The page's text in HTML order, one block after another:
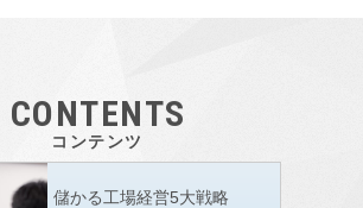
CONTENTS
コンテンツ
儲かる工場経営5大戦略